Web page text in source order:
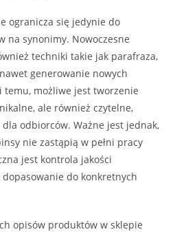
ogranicza się jedynie do
na synonimy. Nowoczesne
techniki takie jak parafraza,
generowanie nowych
możliwe jest tworzenie
ale również czytelne,
odbiorców. Ważne jest jednak,
nie zastąpią w pełni pracy
jest kontrola jakości
do konkretnych
opisów produktów w sklepie